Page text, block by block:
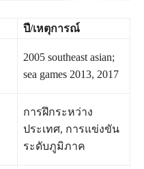
ปี/เหตุการณ์
2005 southeast asian;
sea games 2013, 2017
การฝึกระหว่าง
ประเทศ, การแข่งขัน
ระดับภูมิภาค